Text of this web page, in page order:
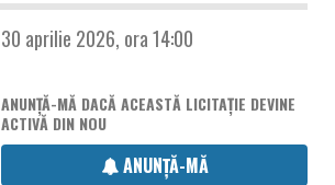
30 aprilie 2026, ora 14:00
ANUNȚĂ-MĂ DACĂ ACEASTĂ LICITAȚIE DEVINE
ACTIVĂ DIN NOU
ANUNȚĂ-MĂ